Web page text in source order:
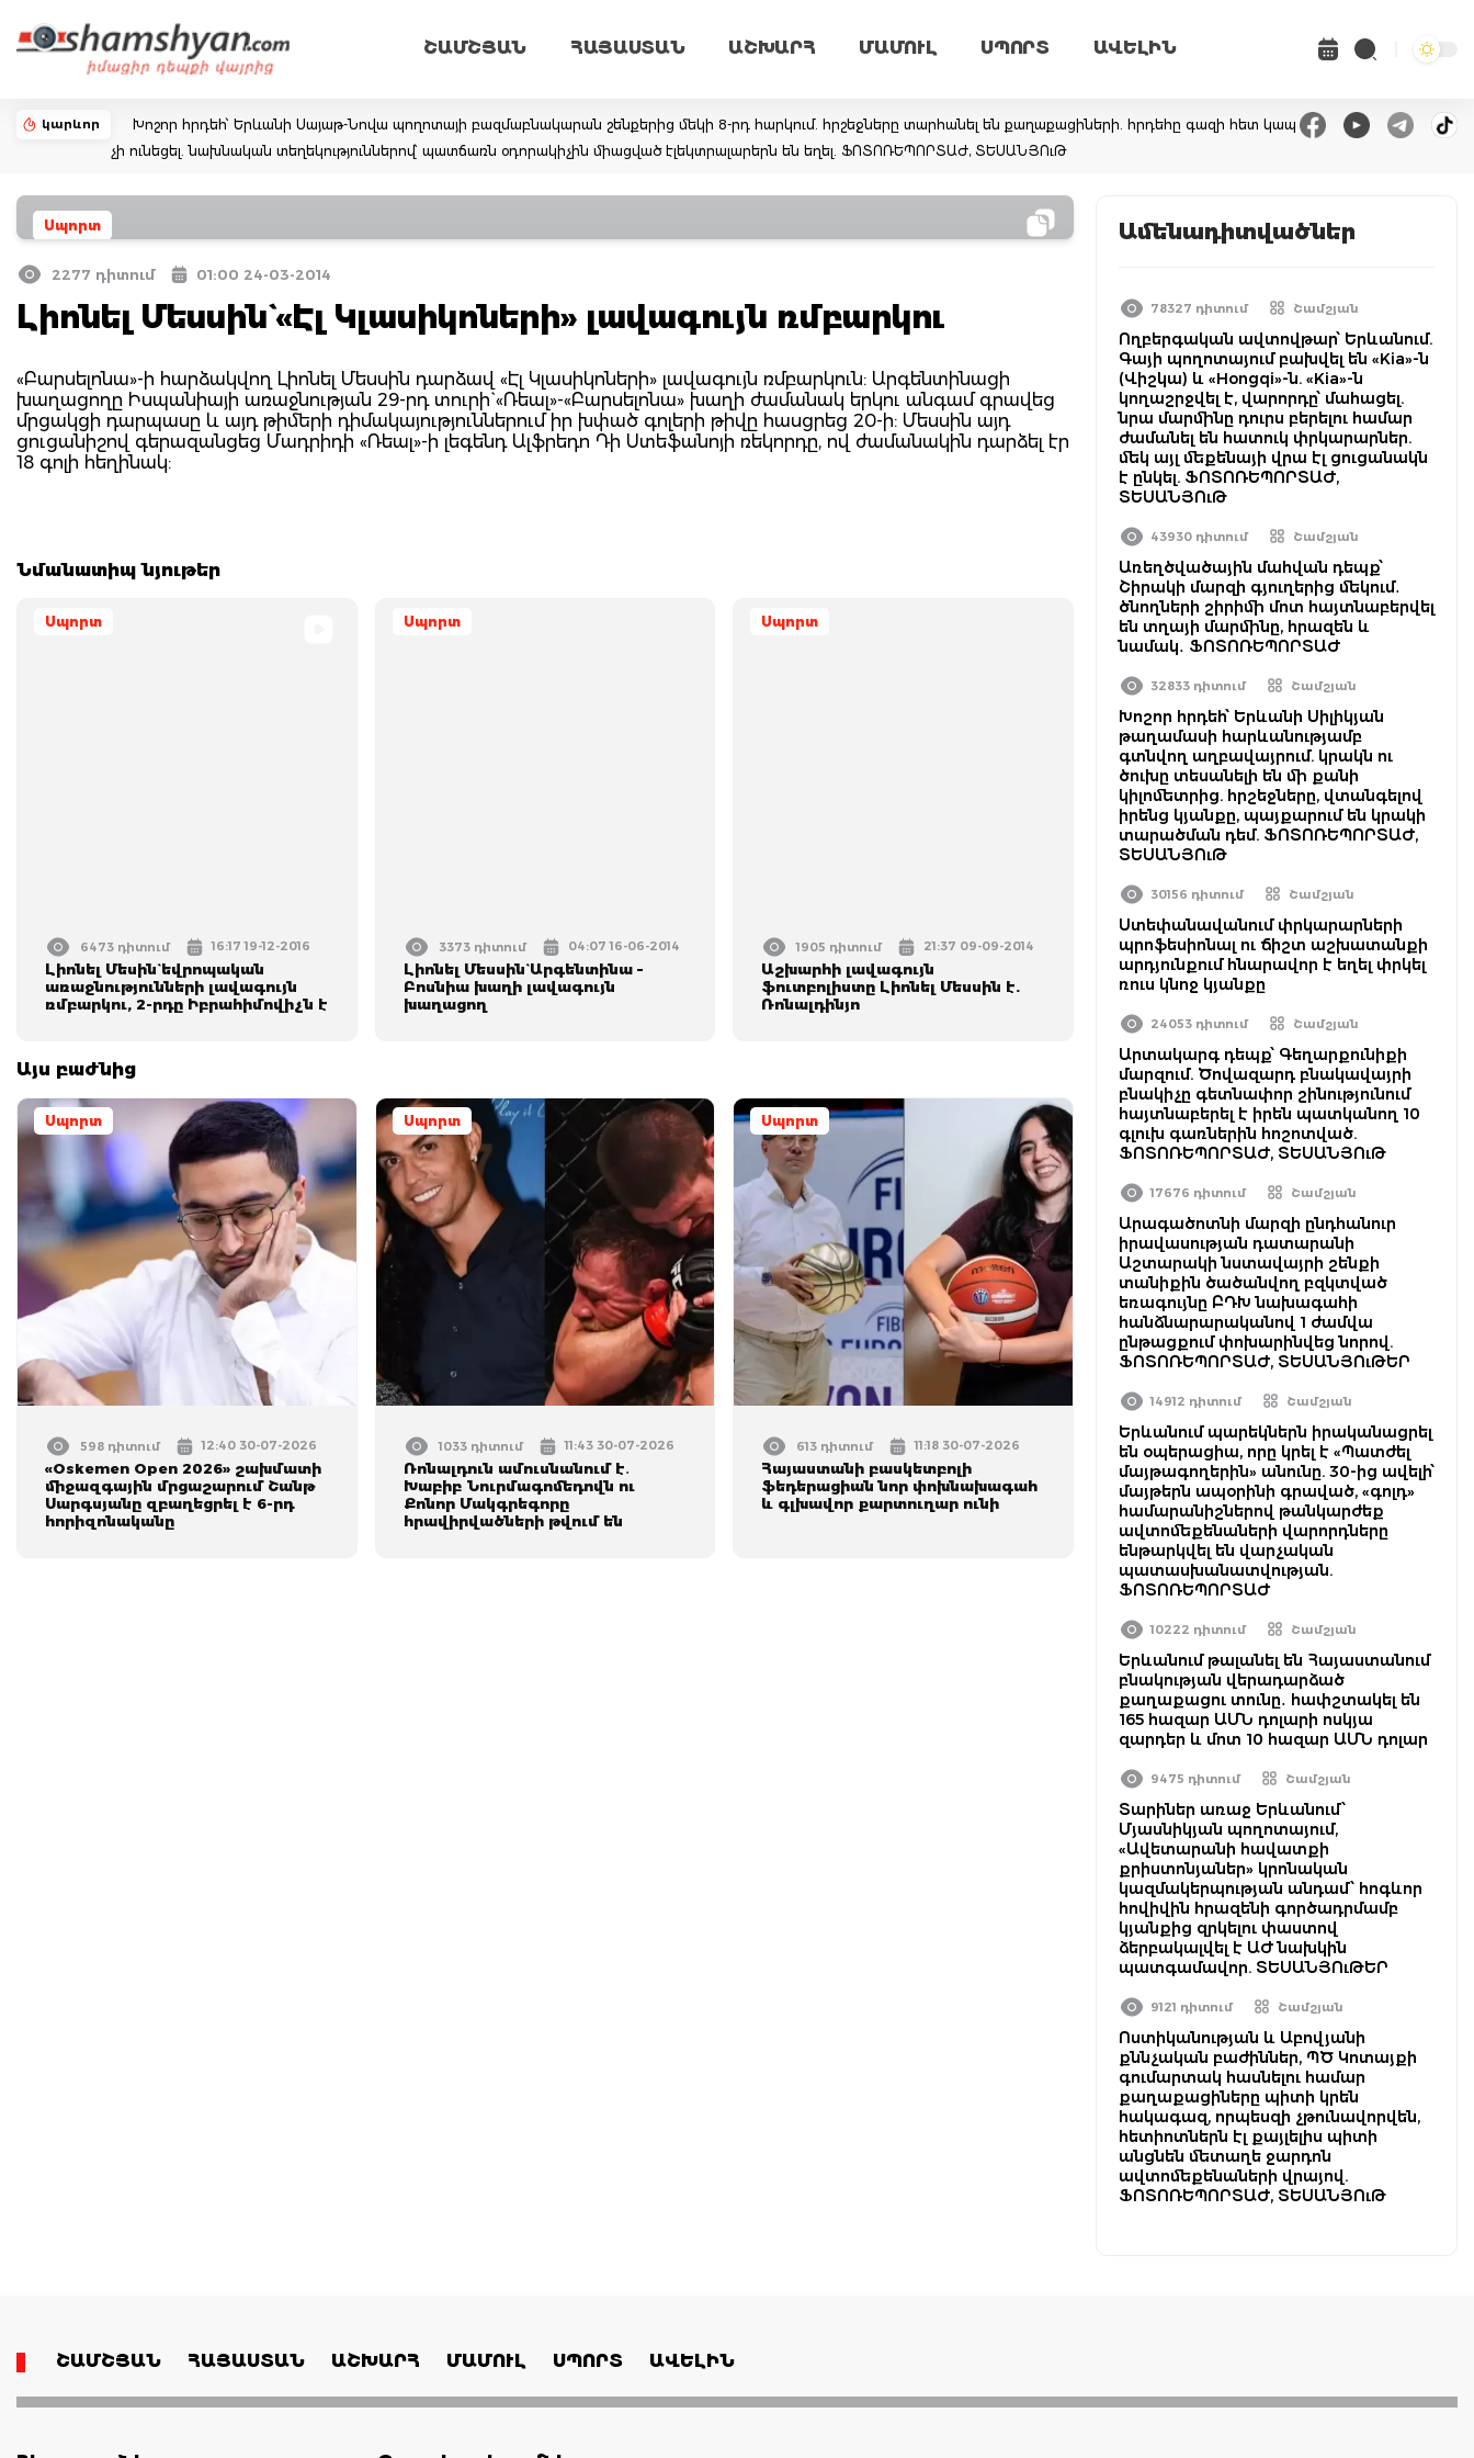
ՇԱՄՇՅԱՆ ՀԱՅԱՍՏԱՆ ԱՇԽԱՐՀ ՄԱՄՈՒԼ ՍՊՈՐՏ ԱՎԵԼԻՆ
կարևոր
Խոշոր հրդեհ՝ Երևանի Սայաթ-Նովա պողոտայի բազմաբնակարան շենքերից մեկի 8-րդ հարկում. հրշեջները տարհանել են քաղաքացիների. հրդեհը գազի հետ կապ
չի ունեցել. նախնական տեղեկություններով՝ պատճառն օդորակիչին միացված էլեկտրալարերն են եղել. ՖՈՏՈՌԵՊՈՐՏԱԺ, ՏԵՍԱՆՅՈւԹ
Սպորտ
2277 դիտում 01:00 24-03-2014
Լիոնել Մեսսին` «Էլ Կլասիկոների» լավագույն ռմբարկու
«Բարսելոնա»-ի հարձակվող Լիոնել Մեսսին դարձավ «Էլ Կլասիկոների» լավագույն ռմբարկուն: Արգենտինացի
խաղացողը Իսպանիայի առաջնության 29-րդ տուրի` «Ռեալ»-«Բարսելոնա» խաղի ժամանակ երկու անգամ գրավեց
մրցակցի դարպասը և այդ թիմերի դիմակայություններում իր խփած գոլերի թիվը հասցրեց 20-ի: Մեսսին այդ
ցուցանիշով գերազանցեց Մադրիդի «Ռեալ»-ի լեգենդ Ալֆրեդո Դի Ստեֆանոյի ռեկորդը, ով ժամանակին դարձել էր
18 գոլի հեղինակ:
Նմանատիպ նյութեր
Սպորտ
6473 դիտում 16:17 19-12-2016
Լիոնել Մեսին` եվրոպական
առաջնությունների լավագույն
ռմբարկու, 2-րդը Իբրահիմովիչն է
Սպորտ
3373 դիտում 04:07 16-06-2014
Լիոնել Մեսսին` Արգենտինա –
Բոսնիա խաղի լավագույն
խաղացող
Սպորտ
1905 դիտում 21:37 09-09-2014
Աշխարհի լավագույն
ֆուտբոլիստը Լիոնել Մեսսին է.
Ռոնալդինյո
Այս բաժնից
Սպորտ
598 դիտում 12:40 30-07-2026
«Oskemen Open 2026» շախմատի
միջազգային մրցաշարում Շանթ
Սարգսյանը զբաղեցրել է 6-րդ
հորիզոնականը
Սպորտ
1033 դիտում 11:43 30-07-2026
Ռոնալդուն ամուսնանում է․
Խաբիբ Նուրմագոմեդովն ու
Քոնոր Մակգրեգորը
հրավիրվածների թվում են
Սպորտ
613 դիտում 11:18 30-07-2026
Հայաստանի բասկետբոլի
ֆեդերացիան նոր փոխնախագահ
և գլխավոր քարտուղար ունի
Ամենադիտվածներ
78327 դիտում Շամշյան
Ողբերգական ավտովթար՝ Երևանում.
Գայի պողոտայում բախվել են «Kia»-ն
(Վիշկա) և «Hongqi»-ն. «Kia»-ն
կողաշրջվել է, վարորդը՝ մահացել.
նրա մարմինը դուրս բերելու համար
ժամանել են հատուկ փրկարարներ.
մեկ այլ մեքենայի վրա էլ ցուցանակն
է ընկել. ՖՈՏՈՌԵՊՈՐՏԱԺ,
ՏԵՍԱՆՅՈւԹ
43930 դիտում Շամշյան
Առեղծվածային մահվան դեպք՝
Շիրակի մարզի գյուղերից մեկում․
ծնողների շիրիմի մոտ հայտնաբերվել
են տղայի մարմինը, հրազեն և
նամակ․ ՖՈՏՈՌԵՊՈՐՏԱԺ
32833 դիտում Շամշյան
Խոշոր հրդեհ՝ Երևանի Սիլիկյան
թաղամասի հարևանությամբ
գտնվող աղբավայրում. կրակն ու
ծուխը տեսանելի են մի քանի
կիլոմետրից. հրշեջները, վտանգելով
իրենց կյանքը, պայքարում են կրակի
տարածման դեմ. ՖՈՏՈՌԵՊՈՐՏԱԺ,
ՏԵՍԱՆՅՈւԹ
30156 դիտում Շամշյան
Ստեփանավանում փրկարարների
պրոֆեսիոնալ ու ճիշտ աշխատանքի
արդյունքում հնարավոր է եղել փրկել
ռուս կնոջ կյանքը
24053 դիտում Շամշյան
Արտակարգ դեպք՝ Գեղարքունիքի
մարզում. Ծովազարդ բնակավայրի
բնակիչը գետնափոր շինությունում
հայտնաբերել է իրեն պատկանող 10
գլուխ գառներին հոշոտված.
ՖՈՏՈՌԵՊՈՐՏԱԺ, ՏԵՍԱՆՅՈւԹ
17676 դիտում Շամշյան
Արագածոտնի մարզի ընդհանուր
իրավասության դատարանի
Աշտարակի նստավայրի շենքի
տանիքին ծածանվող բզկտված
եռագույնը ԲԴԽ նախագահի
հանձնարարականով 1 ժամվա
ընթացքում փոխարինվեց նորով.
ՖՈՏՈՌԵՊՈՐՏԱԺ, ՏԵՍԱՆՅՈւԹԵՐ
14912 դիտում Շամշյան
Երևանում պարեկներն իրականացրել
են օպերացիա, որը կրել է «Պատժել
մայթագողերին» անունը. 30-ից ավելի՝
մայթերն ապօրինի գրաված, «գոլդ»
համարանիշներով թանկարժեք
ավտոմեքենաների վարորդները
ենթարկվել են վարչական
պատասխանատվության.
ՖՈՏՈՌԵՊՈՐՏԱԺ
10222 դիտում Շամշյան
Երևանում թալանել են Հայաստանում
բնակության վերադարձած
քաղաքացու տունը․ հափշտակել են
165 հազար ԱՄՆ դոլարի ոսկյա
զարդեր և մոտ 10 հազար ԱՄՆ դոլար
9475 դիտում Շամշյան
Տարիներ առաջ Երևանում՝
Մյասնիկյան պողոտայում,
«Ավետարանի հավատքի
քրիստոնյաներ» կրոնական
կազմակերպության անդամ՝ հոգևոր
հովիվին հրազենի գործադրմամբ
կյանքից զրկելու փաստով
ձերբակալվել է ԱԺ նախկին
պատգամավոր. ՏԵՍԱՆՅՈւԹԵՐ
9121 դիտում Շամշյան
Ոստիկանության և Աբովյանի
քննչական բաժիններ, ՊԾ Կոտայքի
գումարտակ հասնելու համար
քաղաքացիները պիտի կրեն
հակագազ, որպեսզի չթունավորվեն,
հետիոտներն էլ քայլելիս պիտի
անցնեն մետաղե ջարդոն
ավտոմեքենաների վրայով.
ՖՈՏՈՌԵՊՈՐՏԱԺ, ՏԵՍԱՆՅՈւԹ
ՇԱՄՇՅԱՆ ՀԱՅԱՍՏԱՆ ԱՇԽԱՐՀ ՄԱՄՈՒԼ ՍՊՈՐՏ ԱՎԵԼԻՆ